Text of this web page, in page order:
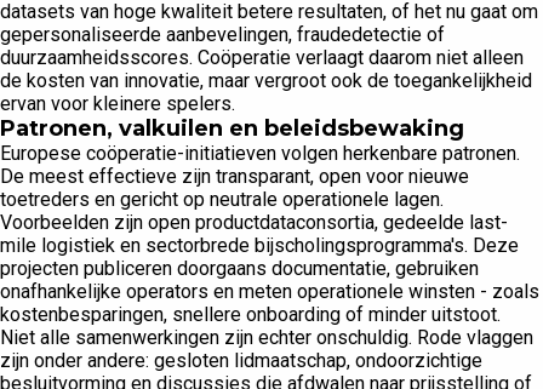
datasets van hoge kwaliteit betere resultaten, of het nu gaat om
gepersonaliseerde aanbevelingen, fraudedetectie of
duurzaamheidsscores. Coöperatie verlaagt daarom niet alleen
de kosten van innovatie, maar vergroot ook de toegankelijkheid
ervan voor kleinere spelers.
Patronen, valkuilen en beleidsbewaking
Europese coöperatie-initiatieven volgen herkenbare patronen.
De meest effectieve zijn transparant, open voor nieuwe
toetreders en gericht op neutrale operationele lagen.
Voorbeelden zijn open productdataconsortia, gedeelde last-
mile logistiek en sectorbrede bijscholingsprogramma's. Deze
projecten publiceren doorgaans documentatie, gebruiken
onafhankelijke operators en meten operationele winsten - zoals
kostenbesparingen, snellere onboarding of minder uitstoot.
Niet alle samenwerkingen zijn echter onschuldig. Rode vlaggen
zijn onder andere: gesloten lidmaatschap, ondoorzichtige
besluitvorming en discussies die afdwalen naar prijsstelling of